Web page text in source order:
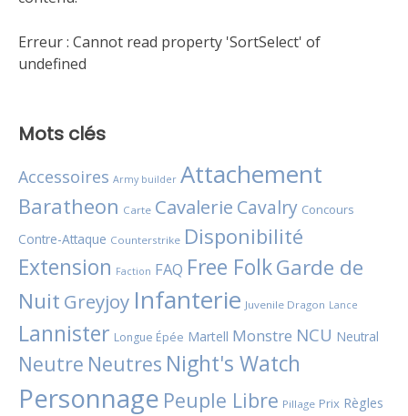
Erreur : Cannot read property 'SortSelect' of
undefined
Mots clés
Accessoires Army builder Attachement
Baratheon Carte Cavalerie Cavalry Concours
Contre-Attaque Counterstrike Disponibilité
Extension Faction FAQ Free FolkGarde de
Nuit Greyjoy Infanterie Juvenile Dragon Lance
Lannister Longue Épée Martell Monstre NCU Neutral
Neutre Neutres Night's Watch
Personnage Peuple Libre Pillage Prix Règles